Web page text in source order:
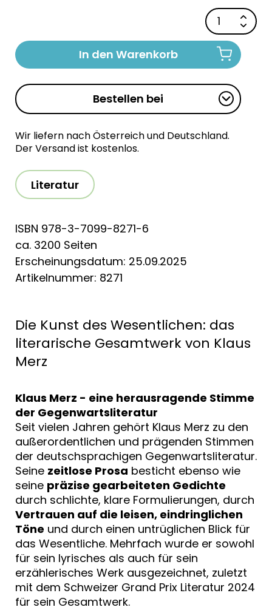
In den Warenkorb
Bestellen bei
Wir liefern nach Österreich und Deutschland.
Der Versand ist kostenlos.
Literatur
ISBN 978-3-7099-8271-6
ca. 3200 Seiten
Erscheinungsdatum: 25.09.2025
Artikelnummer: 8271
Die Kunst des Wesentlichen: das
literarische Gesamtwerk von Klaus
Merz
Klaus Merz - eine herausragende Stimme
der Gegenwartsliteratur
Seit vielen Jahren gehört Klaus Merz zu den
außerordentlichen und prägenden Stimmen
der deutschsprachigen Gegenwartsliteratur.
Seine zeitlose Prosa besticht ebenso wie
seine präzise gearbeiteten Gedichte
durch schlichte, klare Formulierungen, durch
Vertrauen auf die leisen, eindringlichen
Töne und durch einen untrüglichen Blick für
das Wesentliche. Mehrfach wurde er sowohl
für sein lyrisches als auch für sein
erzählerisches Werk ausgezeichnet, zuletzt
mit dem Schweizer Grand Prix Literatur 2024
für sein Gesamtwerk.